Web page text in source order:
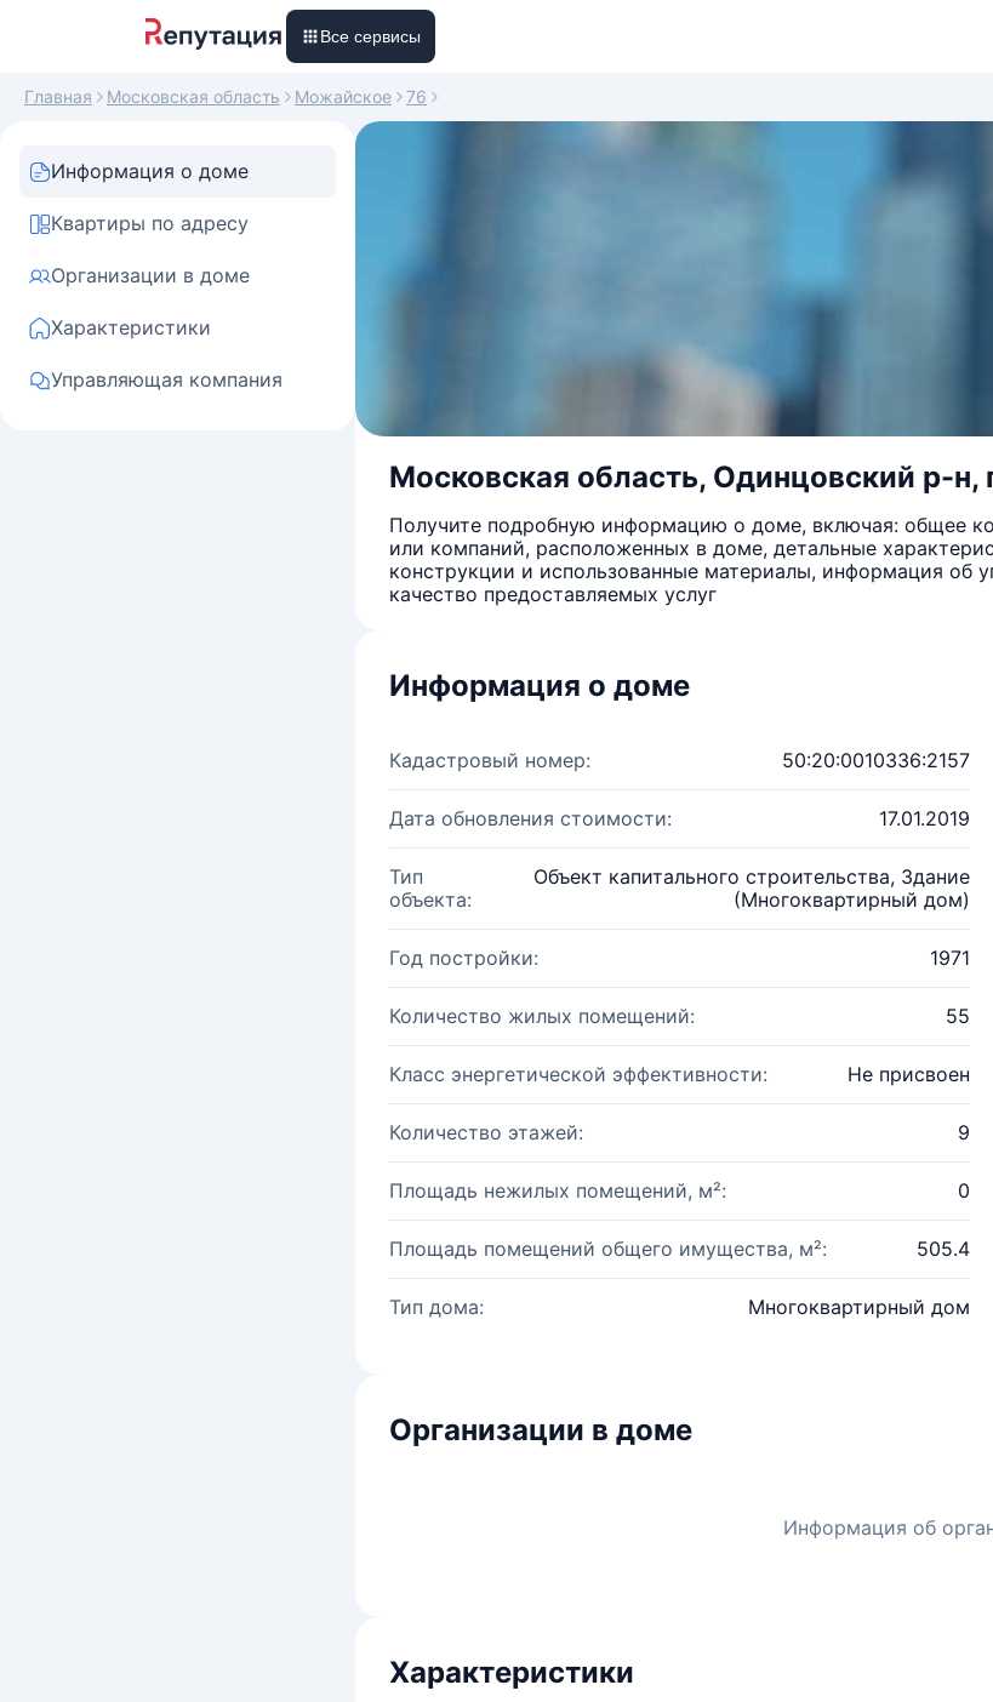
Все сервисы
Главная Московская область Можайское 76
Информация о доме
Квартиры по адресу
Организации в доме
Характеристики
Управляющая компания
Московская область, Одинцовский р-
Получите подробную информацию о доме, включая: общее
или компаний, расположенных в доме, детальные
конструкции и использованные материалы, информация об
качество предоставляемых услуг
Информация о доме
Кадастровый номер: 50:20:0010336:2157
Дата обновления стоимости: 17.01.2019
Тип
объекта:
Объект капитального строительства, Здание
(Многоквартирный дом)
Год постройки: 1971
Количество жилых помещений: 55
Класс энергетической эффективности: Не присвоен
Количество этажей: 9
Площадь нежилых помещений, м²: 0
Площадь помещений общего имущества, м²: 505.4
Тип дома: Многоквартирный дом
Организации в доме
Информация об
Характеристики